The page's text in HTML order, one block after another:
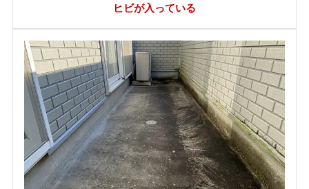
ヒビが入っている